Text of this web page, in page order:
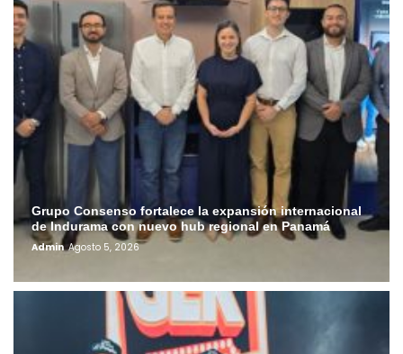
Grupo Consenso fortalece la expansión internacional
de Indurama con nuevo hub regional en Panamá
Admin Agosto 5, 2026